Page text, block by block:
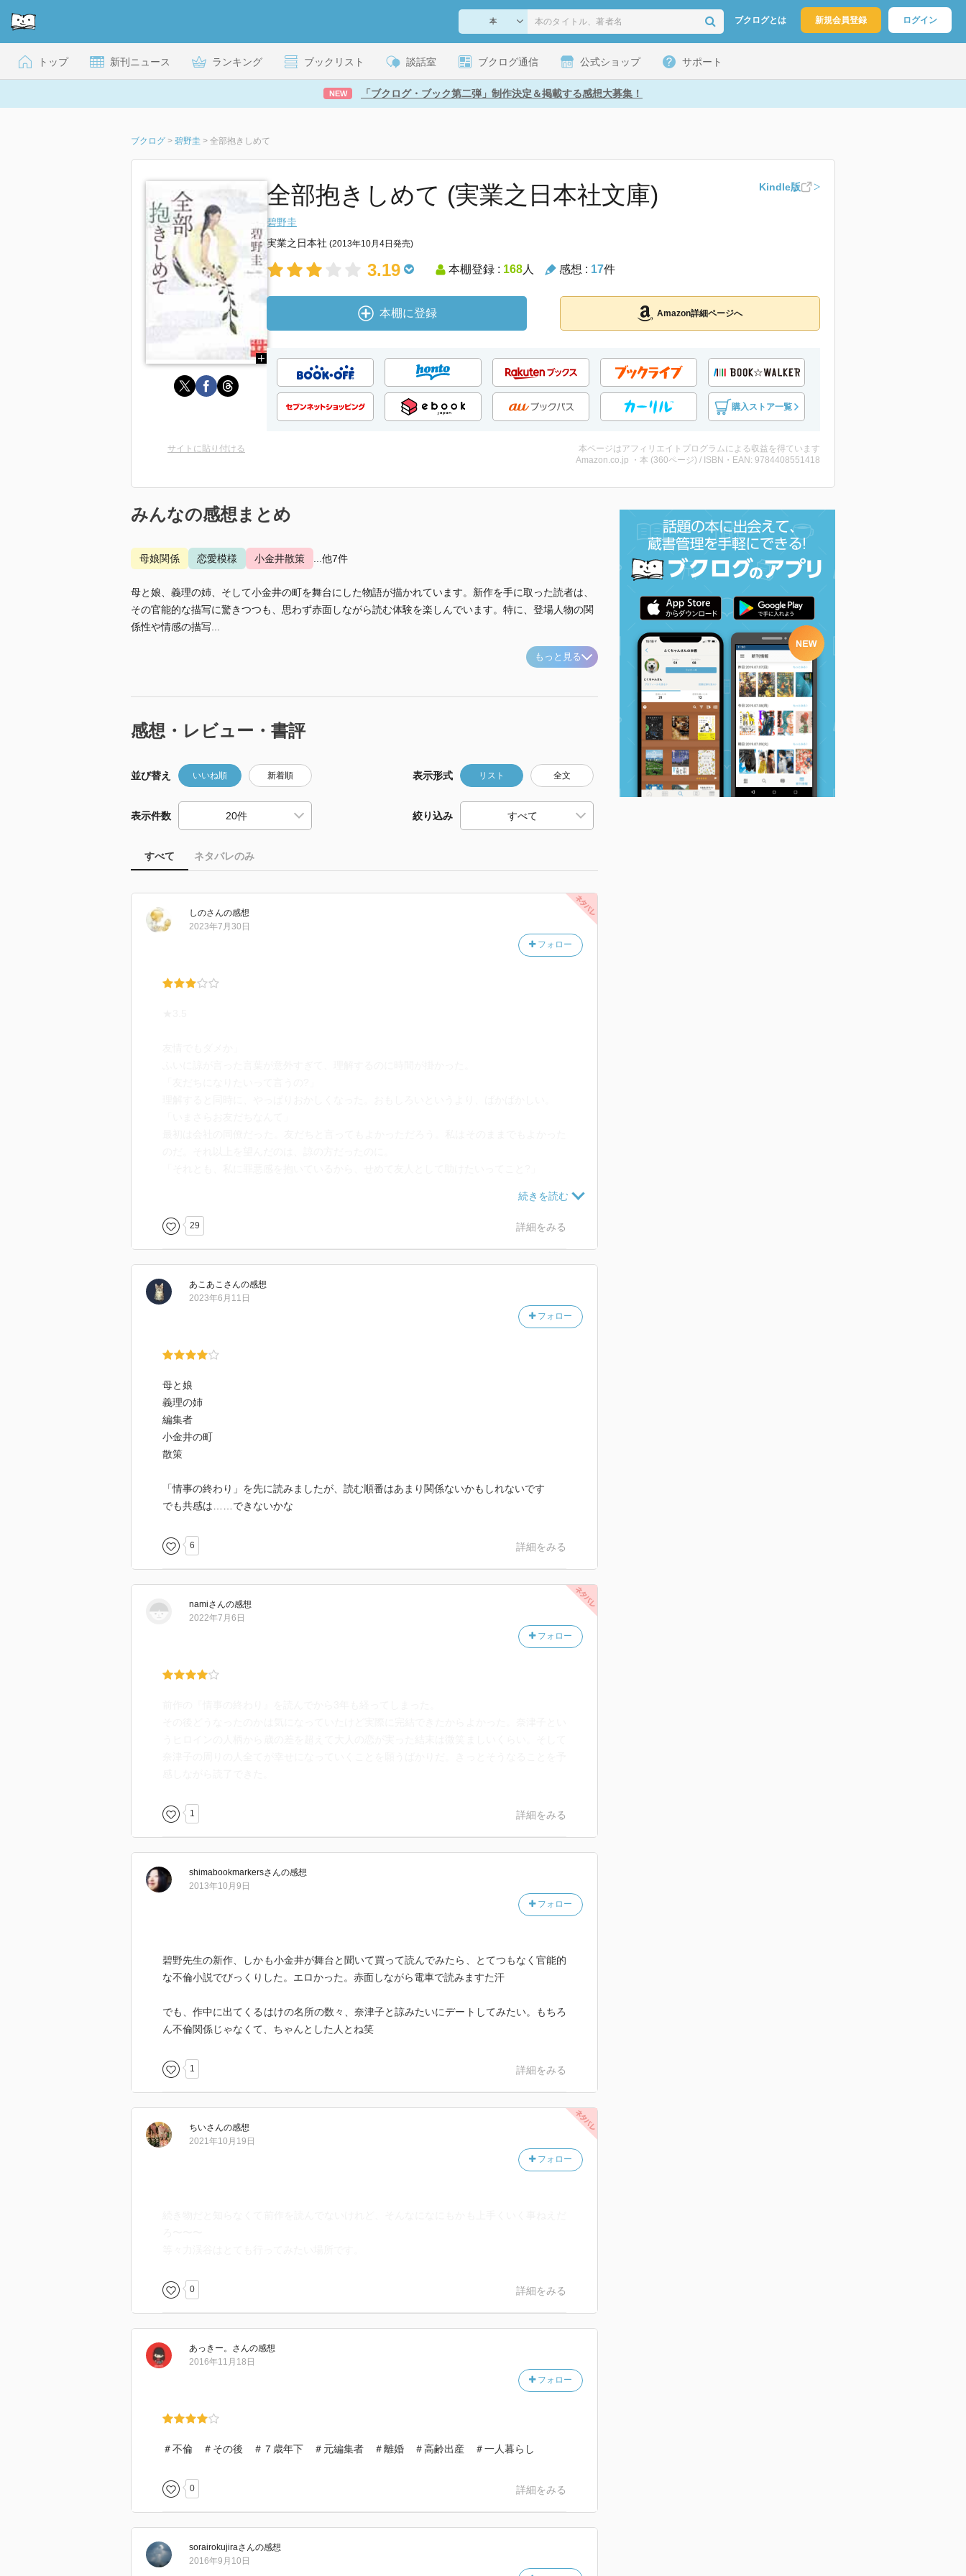
ブクログとは 新規会員登録 ログイン
トップ 新刊ニュース ランキング ブックリスト 談話室 ブクログ通信 公式ショップ サポート
NEW 「ブクログ・ブック第二弾」制作決定＆掲載する感想大募集！
ブクログ > 碧野圭 > 全部抱きしめて
全部抱きしめて (実業之日本社文庫) Kindle版
碧野圭
実業之日本社 (2013年10月4日発売)
3.19 本棚登録 : 168人 感想 : 17件
本棚に登録 Amazon詳細ページへ
購入ストア一覧
サイトに貼り付ける
本ページはアフィリエイトプログラムによる収益を得ています
Amazon.co.jp ・本 (360ページ) / ISBN・EAN: 9784408551418
みんなの感想まとめ
母娘関係 恋愛模様 小金井散策 ...他7件
母と娘、義理の姉、そして小金井の町を舞台にした物語が描かれています。新作を手に取った読者は、
その官能的な描写に驚きつつも、思わず赤面しながら読む体験を楽しんでいます。特に、登場人物の関
係性や情感の描写...
もっと見る
感想・レビュー・書評
並び替え いいね順 新着順 表示形式 リスト 全文
表示件数 絞り込み
すべて ネタバレのみ
しのさんの感想
フォロー
2023年7月30日
諒の顔が傷ついたように歪んだ。それでも、言わずにはいられなかった。
「起こってしまったことは戻らない。私たちは別れたんだし、いまさらやり直すなんてで
出版社で編集の仕事に携わる42歳の奈津子は、7歳年下の同僚、営業部に勤める関口諒と
それから一年、ひとり暮らしを始めた奈津子の前に、再び諒が現れる。
孤独に苛まれる奈津子は誘いを拒むことができない。一度壊れた恋は蘇るのか、それと
も……。
大ヒット『書店ガール』の著者による渾身の書き下ろし。“究極の"不倫小説!
読み始めは寂しくて孤独な女の人の質素な生活
徐々に過去に何が起こったなか
奈津子は同僚の諒と激しい恋に落ちた
ふたりとも家族がありながら…。
私は、結婚してても周りをとても傷付けの
29 詳細をみる
あこあこ さんの感想
フォロー
2023年6月11日
母と娘
義理の姉
編集者
小金井の町
散策
「情事の終わり」を先に読みましたが、読む順番はあまり関係ないかもしれないです
でも共感は……できないかな
6 詳細をみる
namiさんの感想
フォロー
2022年7月6日
1 詳細をみる
shimabookmarkersさんの感想
フォロー
2013年10月9日
碧野先生の新作、しかも小金井が舞台と聞いて買って読んでみたら、とてつもなく官能的
な不倫小説でびっくりした。エロかった。赤面しながら電車で読みますた汗
でも、作中に出てくるはけの名所の数々、奈津子と諒みたいにデートしてみたい。もちろ
ん不倫関係じゃなくて、ちゃんとした人とね笑
1 詳細をみる
ちいさんの感想
フォロー
2021年10月19日
0 詳細をみる
あっきー。 さんの感想
フォロー
2016年11月18日
＃不倫 ＃その後 ＃７歳年下 ＃元編集者 ＃離婚 ＃高齢出産 ＃一人暮らし
0 詳細をみる
sorairokujiraさんの感想
2016年9月10日